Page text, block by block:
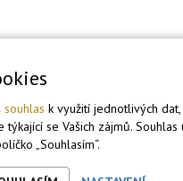
souhlas k využití jednotlivých dat,
se Vašich zájmů. Souhlas
„Souhlasím“.